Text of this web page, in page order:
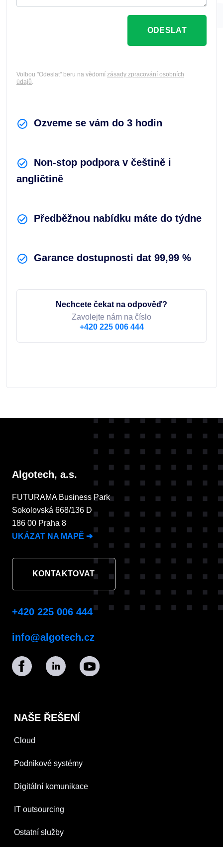
Ozveme se vám do 3 hodin
Non-stop podpora v češtině i
angličtině
Předběžnou nabídku máte do týdne
Garance dostupnosti dat 99,99 %
Nechcete čekat na odpověď?
Zavolejte nám na číslo
+420 225 006 444
ODESLAT
Volbou "Odeslat" beru na vědomí zásady zpracování osobních
údajů.
Algotech, a.s.
FUTURAMA Business Park
Sokolovská 668/136 D
186 00 Praha 8
UKÁZAT NA MAPĚ ➔
KONTAKTOVAT
+420 225 006 444
info@algotech.cz
NAŠE ŘEŠENÍ
Cloud
Podnikové systémy
Digitální komunikace
IT outsourcing
Ostatní služby